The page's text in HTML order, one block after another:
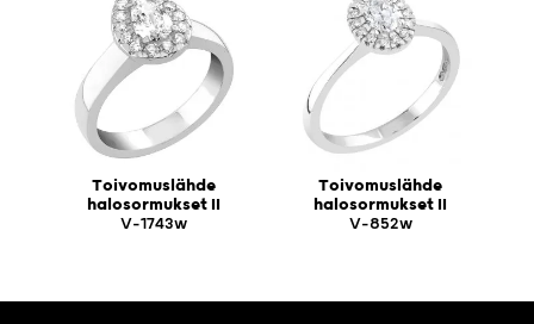
Toivomuslähde
halosormukset II
V-1743w
Toivomuslähde
halosormukset II
V-852w